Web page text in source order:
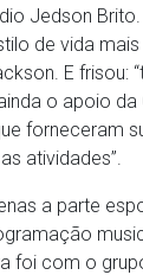
Jedson
de vida mais
E frisou:
o apoio da
forneceram
atividades”.
a parte
foi com o